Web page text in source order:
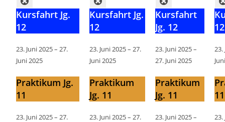
Kursfahrt Jg.
12
23. Juni 2025–27.
Juni 2025
Praktikum Jg.
11
23. Juni 2025–27.
Kursfahrt Jg.
12
23. Juni 2025–27.
Juni 2025
Praktikum
Jg. 11
23. Juni 2025–27.
Kursfahrt
Jg. 12
23. Juni 2025–
27. Juni 2025
Praktikum
Jg. 11
23. Juni 2025–
12
23.
11
23.